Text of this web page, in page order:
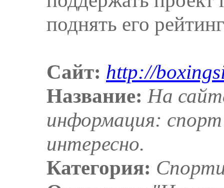
поднять его
Сайт: http://
Название: На
информация:
интересно.
Категория: